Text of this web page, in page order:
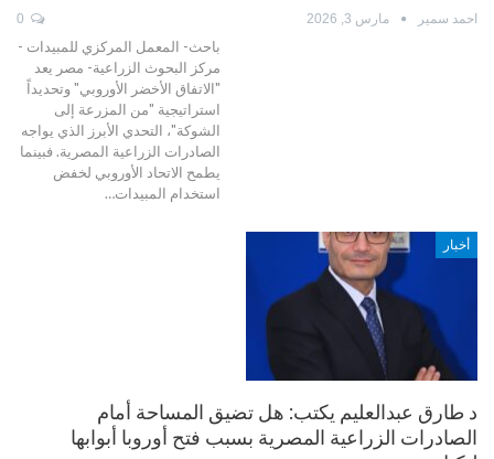
احمد سمير مارس 3, 2026
باحث- المعمل المركزي للمبيدات -
مركز البحوث الزراعية- مصر يعد
"الاتفاق الأخضر الأوروبي" وتحديداً
استراتيجية "من المزرعة إلى
الشوكة"، التحدي الأبرز الذي يواجه
الصادرات الزراعية المصرية. فبينما
يطمح الاتحاد الأوروبي لخفض
استخدام المبيدات…
أخبار
د طارق عبدالعليم يكتب: هل تضيق المساحة أمام
الصادرات الزراعية المصرية بسبب فتح أوروبا أبوابها